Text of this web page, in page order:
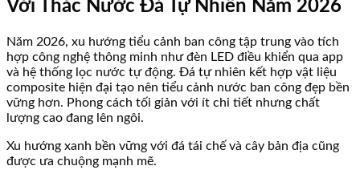
Với Thác Nước Đá Tự Nhiên Năm 2026
Năm 2026, xu hướng tiểu cảnh ban công tập trung vào tích
hợp công nghệ thông minh như đèn LED điều khiển qua app
và hệ thống lọc nước tự động. Đá tự nhiên kết hợp vật liệu
composite hiện đại tạo nên tiểu cảnh nước ban công đẹp bền
vững hơn. Phong cách tối giản với ít chi tiết nhưng chất
lượng cao đang lên ngôi.
Xu hướng xanh bền vững với đá tái chế và cây bản địa cũng
được ưa chuộng mạnh mẽ.